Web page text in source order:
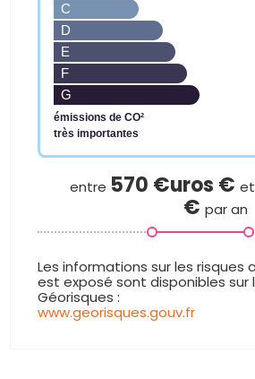
C
D
E
F
G
émissions de CO²
très importantes
entre 570 €uros€ et
€ par an
www.georisques.gouv.fr